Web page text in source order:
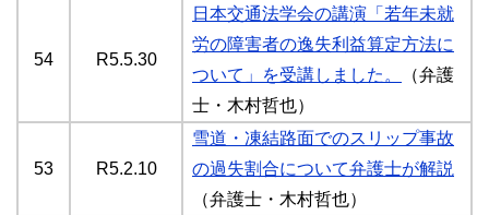
54 R5.5.30
日本交通法学会の講演「若年未就
労の障害者の逸失利益算定方法に
ついて」を受講しました。
（弁護
士・木村哲也）
53 R5.2.10
雪道・凍結路面でのスリップ事故
の過失割合について弁護士が解説
（弁護士・木村哲也）